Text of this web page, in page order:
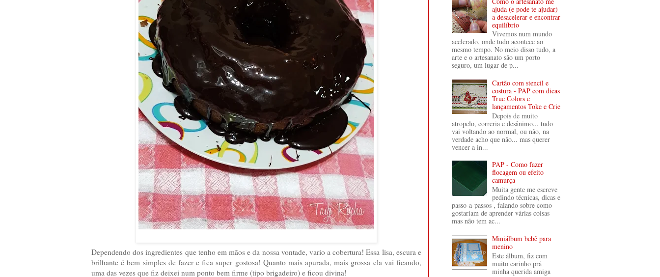
Dependendo dos ingredientes que tenho em mãos e da nossa vontade, vario a cobertura! Essa lisa, escura e
brilhante é bem simples de fazer e fica super gostosa! Quanto mais apurada, mais grossa ela vai ficando,
uma das vezes que fiz deixei num ponto bem firme (tipo brigadeiro) e ficou divina!
ajuda (e pode te ajudar)
a desacelerar e encontrar
equilíbrio
Vivemos num mundo
acelerado, onde tudo acontece ao
mesmo tempo. No meio disso tudo, a
arte e o artesanato são um porto
seguro, um lugar de p...
Cartão com stencil e
costura - PAP com dicas
True Colors e
lançamentos Toke e Crie
Depois de muito
atropelo, correria e desânimo... tudo
vai voltando ao normal, ou não, na
verdade acho que não... mas querer
vencer a in...
PAP - Como fazer
flocagem ou efeito
camurça
Muita gente me escreve
pedindo técnicas, dicas e
passo-a-passos , falando sobre como
gostariam de aprender várias coisas
mas não tem ac...
Miniálbum bebê para
menino
Este álbum, fiz com
muito carinho prá
minha querida amiga